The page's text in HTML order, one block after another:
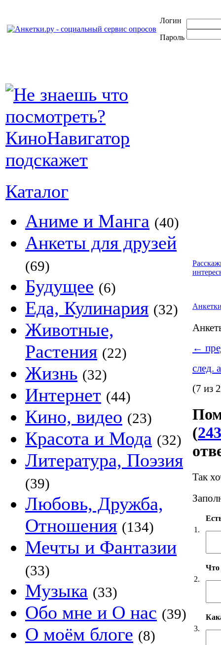
Логин
Пароль
Каталог
Аниме и Манга (40)
Анкеты для друзей
(69)
Будущее (6)
Еда, Кулинария (32)
Животные,
Растения (22)
Жизнь (32)
Интернет (44)
Кино, видео (23)
Красота и Мода (32)
Литература, Поэзия
(39)
Любовь, Дружба,
Отношения (134)
Мечты и Фантазии
(33)
Музыка (33)
Обо мне и О нас (39)
О моём блоге (8)
←
след.
(7 из
(
Так
1.
2.
Что
3.